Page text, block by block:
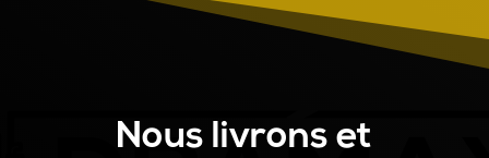
Nous livrons et